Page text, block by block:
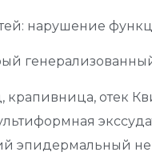
нарушение
крапивница, отек
эпидермальный